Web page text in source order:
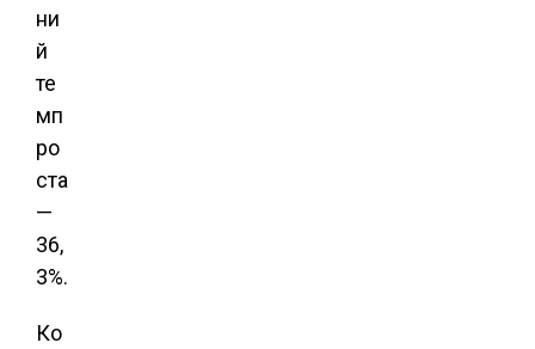
ни
й
те
мп
ро
ста
—
36,
3%.
Ко